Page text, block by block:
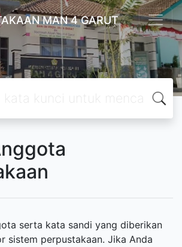
MAN 4 GARUT
serta kata sandi yang diberikan
sistem perpustakaan. Jika Anda